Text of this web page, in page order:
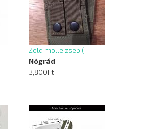
Zöld molle zseb (…
Nógrád
3,800Ft